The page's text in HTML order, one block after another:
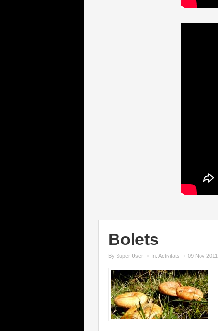
Bolets
By Super User In: Activitats 09 Nov 2011